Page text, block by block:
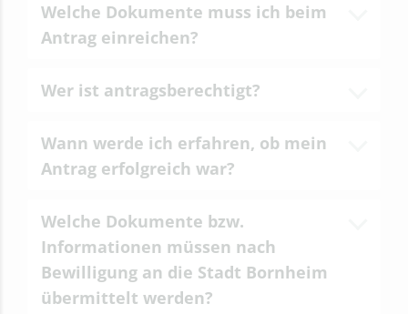
Welche Dokumente muss ich beim
Antrag einreichen?
Wer ist antragsberechtigt?
Wann werde ich erfahren, ob mein
Antrag erfolgreich war?
Welche Dokumente bzw.
Informationen müssen nach
Bewilligung an die Stadt Bornheim
übermittelt werden?